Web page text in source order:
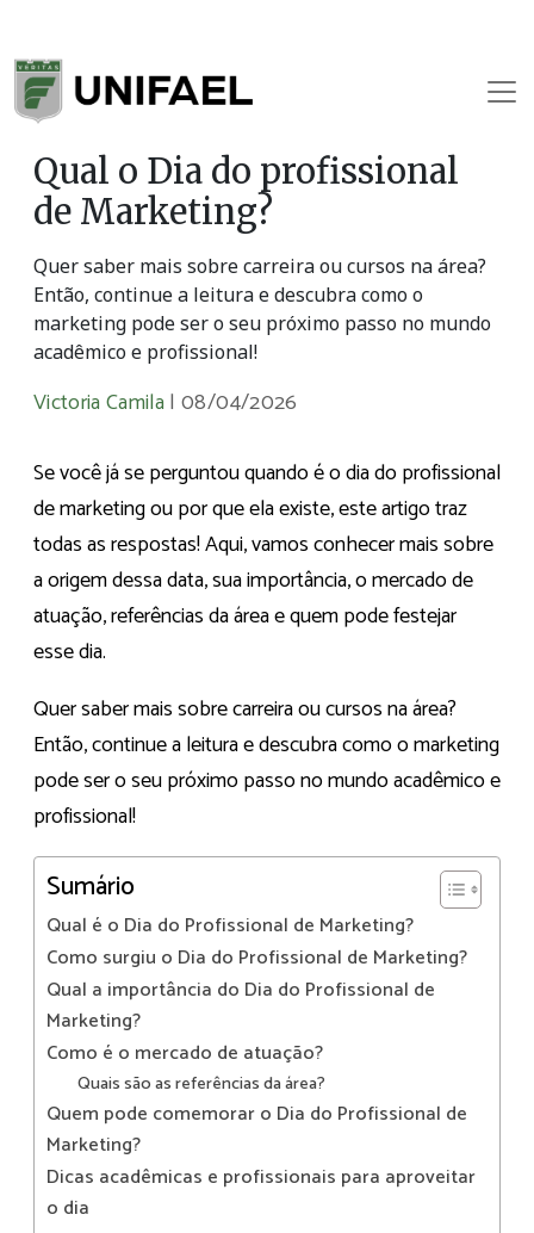
Qual o Dia do profissional
de Marketing?
Quer saber mais sobre carreira ou cursos na área?
Então, continue a leitura e descubra como o
marketing pode ser o seu próximo passo no mundo
acadêmico e profissional!
Victoria Camila |08/04/2026
Se você já se perguntou quando é o dia do profissional
de marketing ou por que ela existe, este artigo traz
todas as respostas! Aqui, vamos conhecer mais sobre
a origem dessa data, sua importância, o mercado de
atuação, referências da área e quem pode festejar
esse dia.
Quer saber mais sobre carreira ou cursos na área?
Então, continue a leitura e descubra como o marketing
pode ser o seu próximo passo no mundo acadêmico e
profissional!
Sumário
Qual é o Dia do Profissional de Marketing?
Como surgiu o Dia do Profissional de Marketing?
Qual a importância do Dia do Profissional de
Marketing?
Como é o mercado de atuação?
Quais são as referências da área?
Quem pode comemorar o Dia do Profissional de
Marketing?
Dicas acadêmicas e profissionais para aproveitar
o dia